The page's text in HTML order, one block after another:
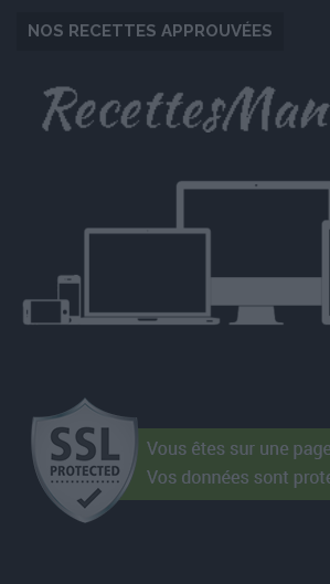
NOS RECETTES APPROUVÉES